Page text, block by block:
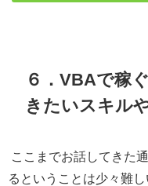
６．VBAで稼
きたいスキル
ここまでお話してきた通
るということは少々難